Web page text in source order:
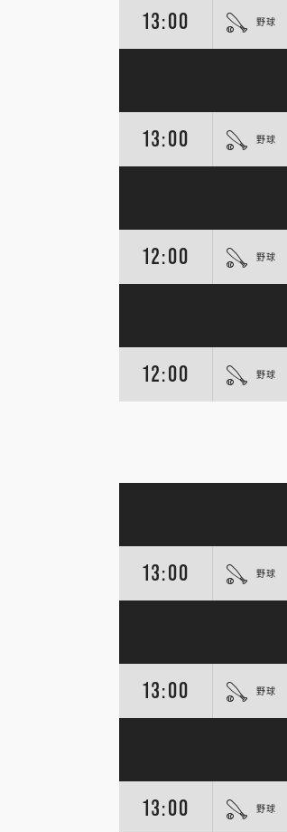
13:00 野球
13:00 野球
12:00 野球
12:00 野球
13:00 野球
13:00 野球
13:00 野球